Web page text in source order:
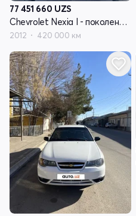
77 451 660 UZS
Chevrolet Nexia I - поколение рестайлинг
2012 420 000 км